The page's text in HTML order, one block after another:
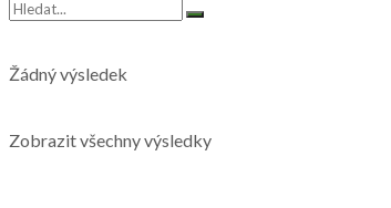
Žádný výsledek
Zobrazit všechny výsledky